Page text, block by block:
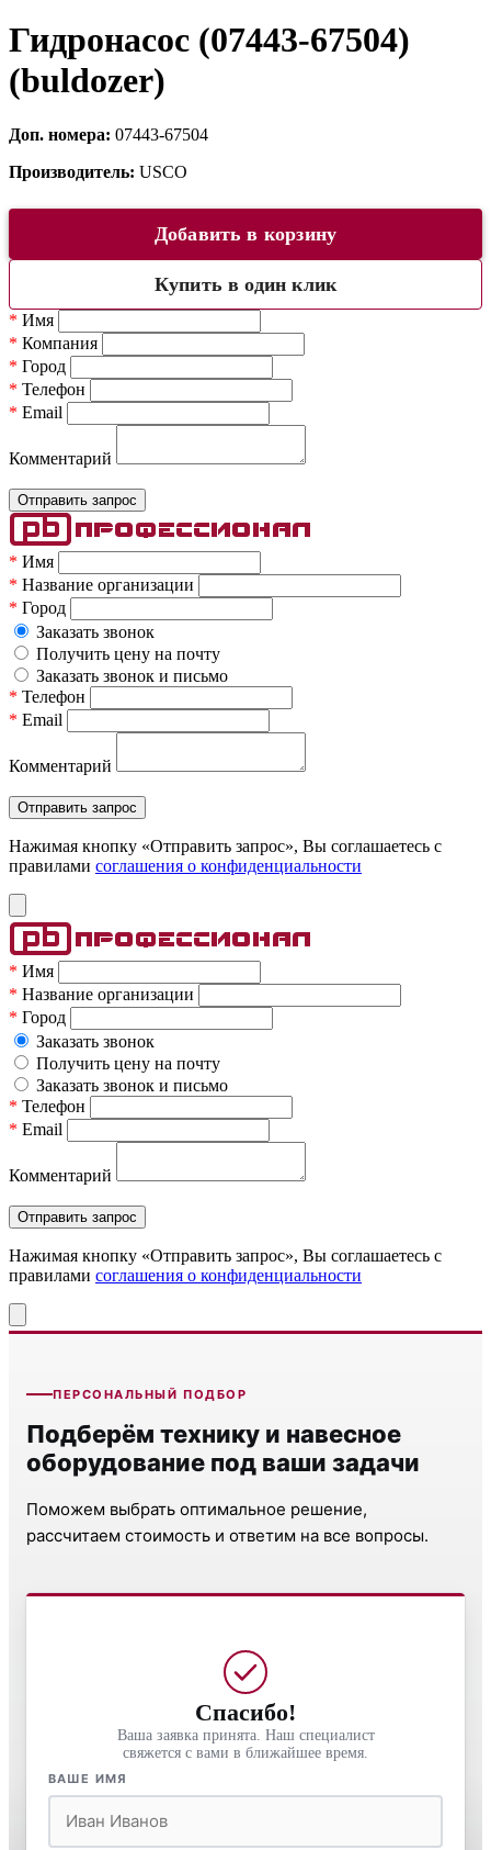
Гидронасос (07443-67504)
(buldozer)
Доп. номера: 07443-67504
Производитель: USCO
Добавить в корзину
Купить в один клик
* Имя
* Компания
* Город
* Телефон
* Email
Комментарий
* Имя
* Название организации
* Город
Заказать звонок
Получить цену на почту
Заказать звонок и письмо
* Телефон
* Email
Комментарий
Нажимая кнопку «Отправить запрос», Вы соглашаетесь c
правилами соглашения о конфиденциальности
* Имя
* Название организации
* Город
Заказать звонок
Получить цену на почту
Заказать звонок и письмо
* Телефон
* Email
Комментарий
Нажимая кнопку «Отправить запрос», Вы соглашаетесь c
правилами соглашения о конфиденциальности
ПЕРСОНАЛЬНЫЙ ПОДБОР
Подберём технику и навесное
оборудование под ваши задачи
Поможем выбрать оптимальное решение,
рассчитаем стоимость и ответим на все вопросы.
Спасибо!
Ваша заявка принята. Наш специалист
свяжется с вами в ближайшее время.
ВАШЕ ИМЯ